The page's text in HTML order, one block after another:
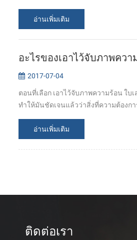
อ่านเพิ่มเติม
อะไรของเอาไว้จับภาพคว
2017-07-04
ตอนที่เลือก เอาไว้จับภาพความร้อน ใ
ทำให้มันชัดเจนแล้วว่าสิ่งที่ความต้องก
อ่านเพิ่มเติม
ติดต่อเรา